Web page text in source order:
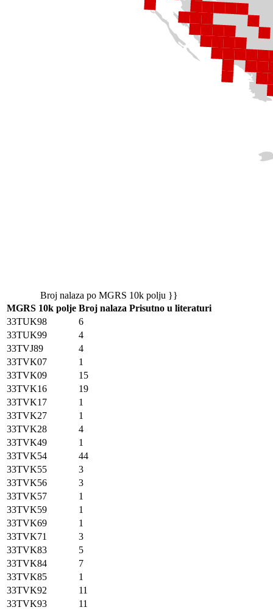
Broj nalaza po MGRS 10k polju }}
MGRS 10k polje Broj nalaza Prisutno u literaturi
33TUK98
6
33TUK99
4
33TVJ89
4
33TVK07
1
33TVK09
15
33TVK16
19
33TVK17
1
33TVK27
1
33TVK28
4
33TVK49
1
33TVK54
44
33TVK55
3
33TVK56
3
33TVK57
1
33TVK59
1
33TVK69
1
33TVK71
3
33TVK83
5
33TVK84
7
33TVK85
1
33TVK92
11
33TVK93
11